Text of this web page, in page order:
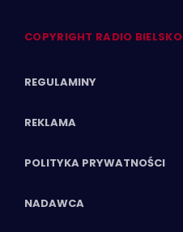
COPYRIGHT RADIO BIELSKO
REGULAMINY
REKLAMA
POLITYKA PRYWATNOŚCI
NADAWCA